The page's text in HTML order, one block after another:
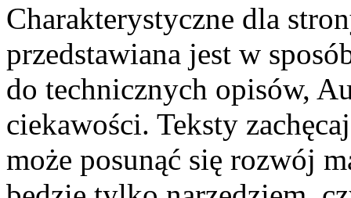
Charakterystyczne dla
przedstawiana jest w
do technicznych opisów,
ciekawości. Teksty
może posunąć się rozwój